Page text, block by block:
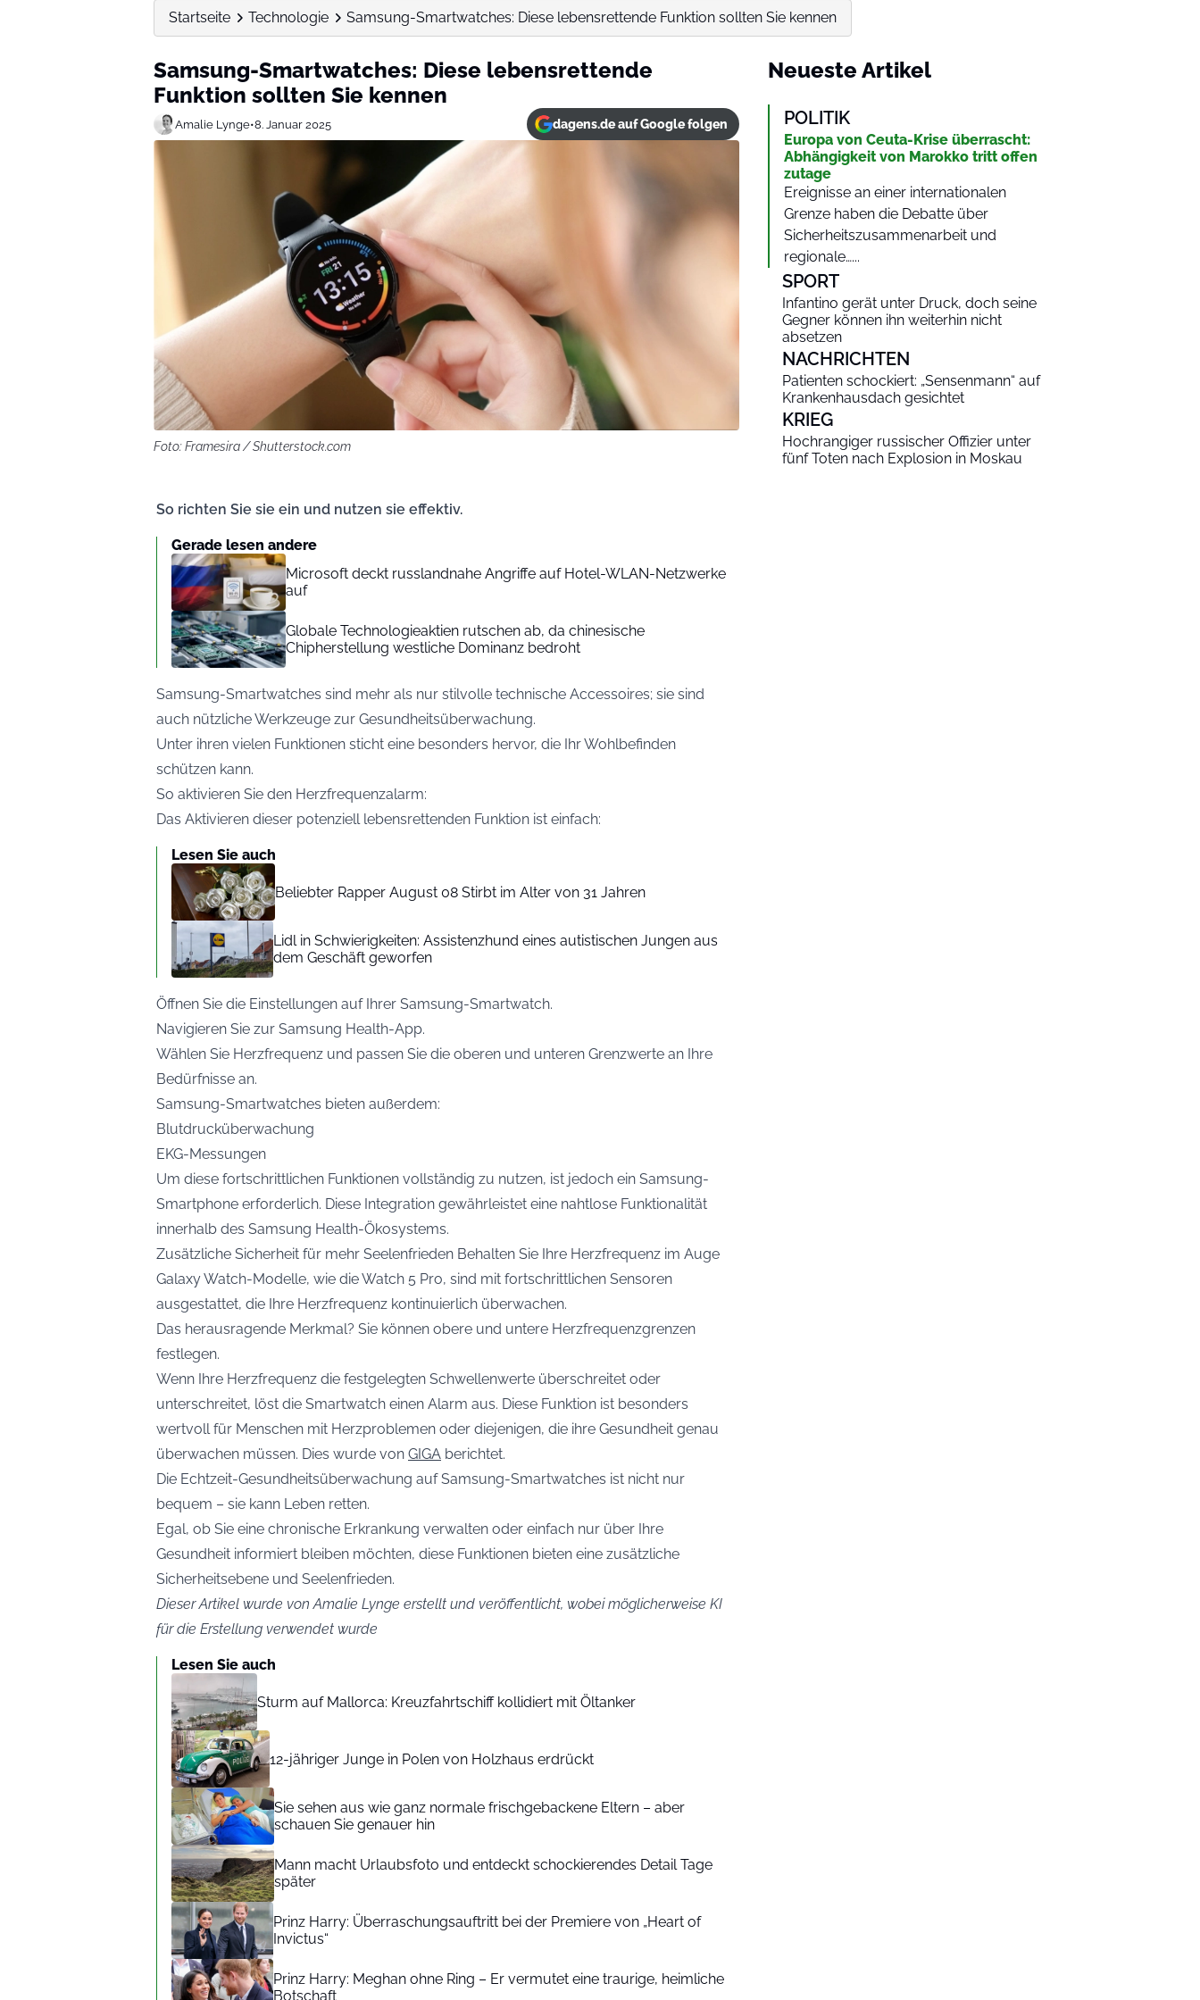
Startseite Technologie Samsung-Smartwatches: Diese lebensrettende Funktion sollten Sie kennen
Samsung-Smartwatches: Diese lebensrettende
Funktion sollten Sie kennen
Amalie Lynge•8. Januar 2025 dagens.de auf Google folgen
Foto: Framesira / Shutterstock.com
So richten Sie sie ein und nutzen sie effektiv.
Gerade lesen andere
Microsoft deckt russlandnahe Angriffe auf Hotel-WLAN-Netzwerke
auf
Globale Technologieaktien rutschen ab, da chinesische
Chipherstellung westliche Dominanz bedroht
Samsung-Smartwatches sind mehr als nur stilvolle technische Accessoires; sie sind
auch nützliche Werkzeuge zur Gesundheitsüberwachung.
Unter ihren vielen Funktionen sticht eine besonders hervor, die Ihr Wohlbefinden
schützen kann.
So aktivieren Sie den Herzfrequenzalarm:
Das Aktivieren dieser potenziell lebensrettenden Funktion ist einfach:
Lesen Sie auch
Beliebter Rapper August 08 Stirbt im Alter von 31 Jahren
Lidl in Schwierigkeiten: Assistenzhund eines autistischen Jungen aus
dem Geschäft geworfen
Öffnen Sie die Einstellungen auf Ihrer Samsung-Smartwatch.
Navigieren Sie zur Samsung Health-App.
Wählen Sie Herzfrequenz und passen Sie die oberen und unteren Grenzwerte an Ihre
Bedürfnisse an.
Samsung-Smartwatches bieten außerdem:
Blutdrucküberwachung
EKG-Messungen
Um diese fortschrittlichen Funktionen vollständig zu nutzen, ist jedoch ein Samsung-
Smartphone erforderlich. Diese Integration gewährleistet eine nahtlose Funktionalität
innerhalb des Samsung Health-Ökosystems.
Zusätzliche Sicherheit für mehr Seelenfrieden Behalten Sie Ihre Herzfrequenz im Auge
Galaxy Watch-Modelle, wie die Watch 5 Pro, sind mit fortschrittlichen Sensoren
ausgestattet, die Ihre Herzfrequenz kontinuierlich überwachen.
Das herausragende Merkmal? Sie können obere und untere Herzfrequenzgrenzen
festlegen.
Wenn Ihre Herzfrequenz die festgelegten Schwellenwerte überschreitet oder
unterschreitet, löst die Smartwatch einen Alarm aus. Diese Funktion ist besonders
wertvoll für Menschen mit Herzproblemen oder diejenigen, die ihre Gesundheit genau
überwachen müssen. Dies wurde von GIGA berichtet.
Die Echtzeit-Gesundheitsüberwachung auf Samsung-Smartwatches ist nicht nur
bequem – sie kann Leben retten.
Egal, ob Sie eine chronische Erkrankung verwalten oder einfach nur über Ihre
Gesundheit informiert bleiben möchten, diese Funktionen bieten eine zusätzliche
Sicherheitsebene und Seelenfrieden.
Dieser Artikel wurde von Amalie Lynge erstellt und veröffentlicht, wobei möglicherweise KI
für die Erstellung verwendet wurde
Lesen Sie auch
Sturm auf Mallorca: Kreuzfahrtschiff kollidiert mit Öltanker
12-jähriger Junge in Polen von Holzhaus erdrückt
Sie sehen aus wie ganz normale frischgebackene Eltern – aber
schauen Sie genauer hin
Mann macht Urlaubsfoto und entdeckt schockierendes Detail Tage
später
Prinz Harry: Überraschungsauftritt bei der Premiere von „Heart of
Invictus“
Prinz Harry: Meghan ohne Ring – Er vermutet eine traurige, heimliche
Botschaft
Neueste Artikel
POLITIK
Europa von Ceuta-Krise überrascht:
Abhängigkeit von Marokko tritt offen
zutage
Ereignisse an einer internationalen
Grenze haben die Debatte über
Sicherheitszusammenarbeit und
regionale…...
SPORT
Infantino gerät unter Druck, doch seine
Gegner können ihn weiterhin nicht
absetzen
NACHRICHTEN
Patienten schockiert: „Sensenmann“ auf
Krankenhausdach gesichtet
KRIEG
Hochrangiger russischer Offizier unter
fünf Toten nach Explosion in Moskau